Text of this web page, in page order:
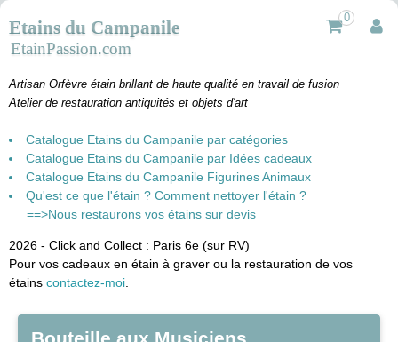
Etains du Campanile
EtainPassion.com
Artisan Orfèvre étain brillant de haute qualité en travail de fusion
Atelier de restauration antiquités et objets d'art
0
Catalogue Etains du Campanile par catégories
Catalogue Etains du Campanile par Idées cadeaux
Catalogue Etains du Campanile Figurines Animaux
Qu'est ce que l'étain ? Comment nettoyer l'étain ?
==>Nous restaurons vos étains sur devis
2026 - Click and Collect : Paris 6e (sur RV)
Pour vos cadeaux en étain à graver ou la restauration de vos
étains contactez-moi